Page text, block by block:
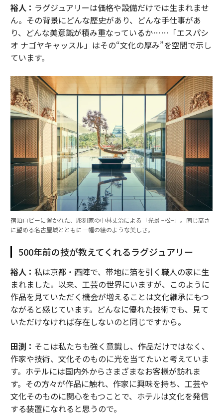
裕人： ラグジュアリーは価格や設備だけでは生まれませ
ん。その背景にどんな歴史があり、どんな手仕事があ
り、どんな美意識が積み重なっているか……「エスパシ
オ ナゴヤキャッスル」はその“文化の厚み”を空間で示し
ています。
宿泊ロビーに置かれた、彫刻家の中林丈治による「光景 −松−」。同じ高さ
に望める名古屋城とともに一幅の絵のような美しさ。
500年前の技が教えてくれるラグジュアリー
裕人： 私は京都・西陣で、帯地に箔を引く職人の家に生
まれました。以来、工芸の世界にいますが、このように
作品を見ていただく機会が増えることは文化継承にもつ
ながると感じています。どんなに優れた技術でも、見て
いただけなければ存在しないのと同じですから。
田渕： そこは私たちも強く意識し、作品だけではなく、
作家や技術、文化そのものに光を当てたいと考えていま
す。ホテルには国内外からさまざまなお客様が訪れま
す。その方々が作品に触れ、作家に興味を持ち、工芸や
文化そのものに関心をもつことで、ホテルは文化を発信
する装置になれると思うので。